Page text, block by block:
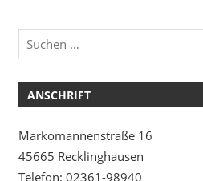
ANSCHRIFT
Markomannenstraße 16
45665 Recklinghausen
Telefon: 02361-98940